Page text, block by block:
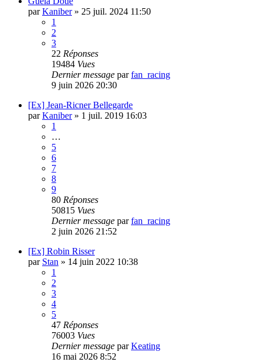
parKaniber» 25 juil. 2024 11:50
1
2
3
22 Réponses
19484 Vues
Dernier message parfan_racing
9 juin 2026 20:30
[Ex] Jean-Ricner Bellegarde
parKaniber» 1 juil. 2019 16:03
1
…
5
6
7
8
9
80 Réponses
50815 Vues
Dernier message parfan_racing
2 juin 2026 21:52
[Ex] Robin Risser
par Stan » 14 juin 2022 10:38
1
2
3
4
5
47 Réponses
76003 Vues
Dernier message parKeating
16 mai 2026 8:52